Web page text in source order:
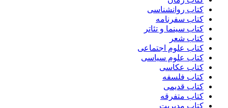
کتاب روانشناسی
کتاب سفرنامه
کتاب سینما و تئاتر
کتاب شعر
کتاب علوم اجتماعی
کتاب علوم سیاسی
کتاب عکاسی
کتاب فلسفه
کتاب قدیمی
کتاب متفرقه
کتاب مدیریت